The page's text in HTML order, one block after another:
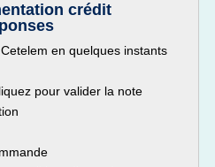
crédit
en quelques instants
pour valider la note